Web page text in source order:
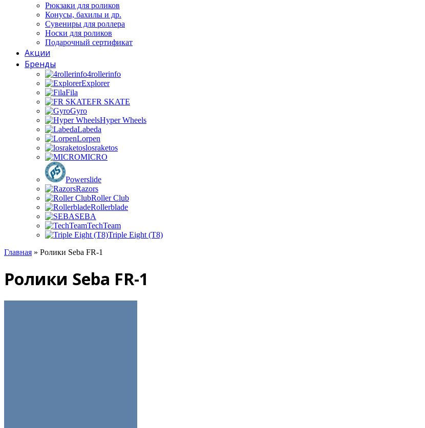
Рюкзаки для роликов
Конусы, бахилы и др.
Сувениры для роллера
Носки для роликов
Подарочный сертификат
Акции
Бренды
4rollerinfo
Explorer
Fila
FR SKATE
Gyro
Hyper Wheels
Labeda
Lorpen
losraketos
MICRO
Powerslide
Razors
Roller Club
Rollerblade
SEBA
TechTeam
Triple Eight (T8)
Главная » Ролики Seba FR-1
Ролики Seba FR-1